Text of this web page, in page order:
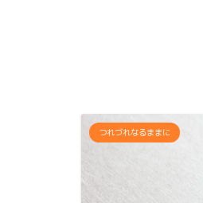
つれづれなるままに